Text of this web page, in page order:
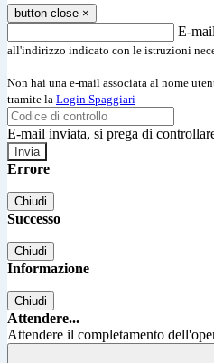
button close ×
E-mail
all'indirizzo indicato con le istruzioni
Non hai una e-mail associata al nome
tramite la Login Spaggiari
E-mail inviata, si prega di
Errore
Chiudi
Successo
Chiudi
Informazione
Chiudi
Attendere...
Attendere il completamento